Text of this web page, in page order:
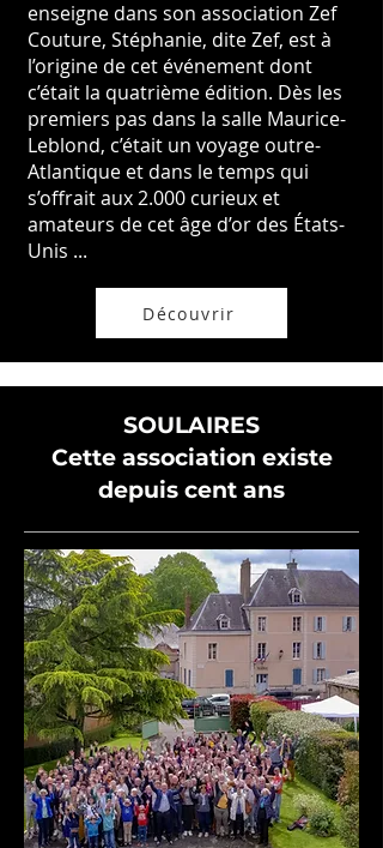
enseigne dans son association Zef
Couture, Stéphanie, dite Zef, est à
l’origine de cet événement dont
c’était la quatrième édition. Dès les
premiers pas dans la salle Maurice-
Leblond, c’était un voyage outre-
Atlantique et dans le temps qui
s’offrait aux 2.000 curieux et
amateurs de cet âge d’or des États-
Unis ...
Découvrir
SOULAIRES
Cette association existe
depuis cent ans